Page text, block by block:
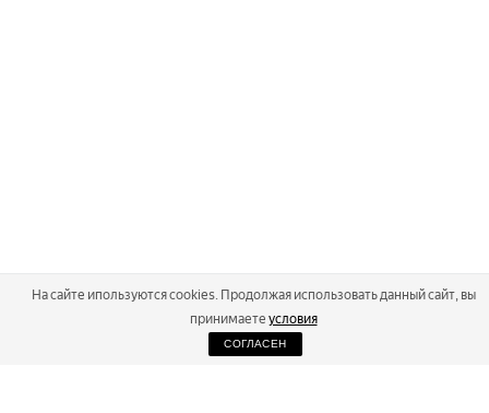
На сайте ипользуются cookies. Продолжая использовать данный сайт, вы
принимаете условия
СОГЛАСЕН